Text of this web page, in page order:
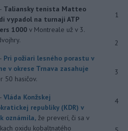
- Taliansky tenista Matteo
vypadol na turnaji ATP
1000 v Montreale už v 3.
- Pri požiari lesného porastu v
v okrese Trnava zasahuje
50 hasičov.
- Vláda Konžskej
republiky (KDR) v
oznámila, že preverí, či sa v
oxidu kobaltnatého
1
2
3
4